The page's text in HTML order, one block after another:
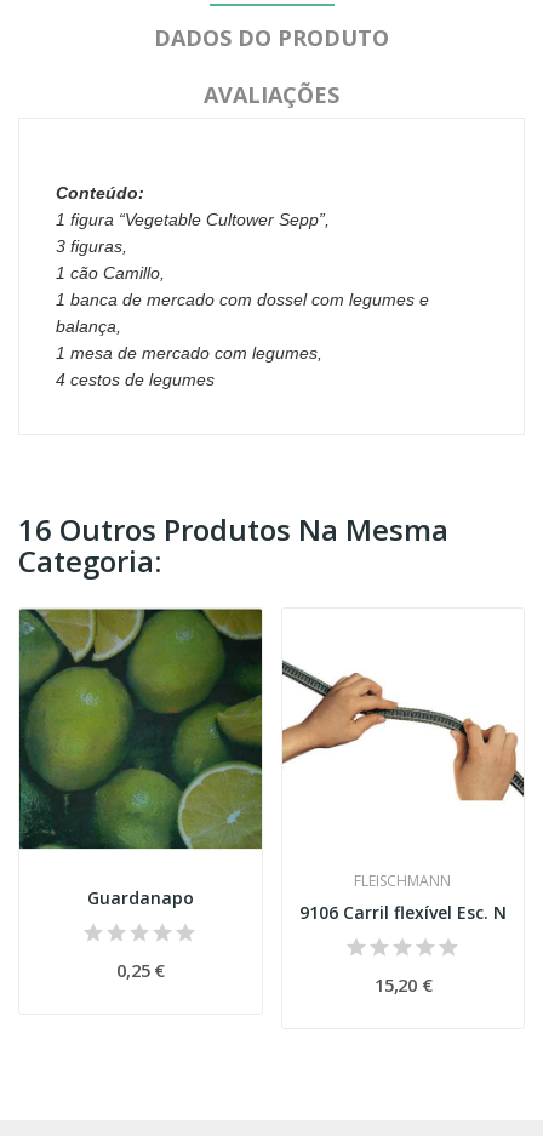
DADOS DO PRODUTO
AVALIAÇÕES
Conteúdo:
1 figura “Vegetable Cultower Sepp”,
3 figuras,
1 cão Camillo,
1 banca de mercado com dossel com legumes e
balança,
1 mesa de mercado com legumes,
4 cestos de legumes
16 Outros Produtos Na Mesma
Categoria:
Guardanapo
0,25 €
FLEISCHMANN
9106 Carril flexível Esc. N
15,20 €